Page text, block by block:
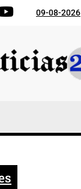
YouTube09-08-2026